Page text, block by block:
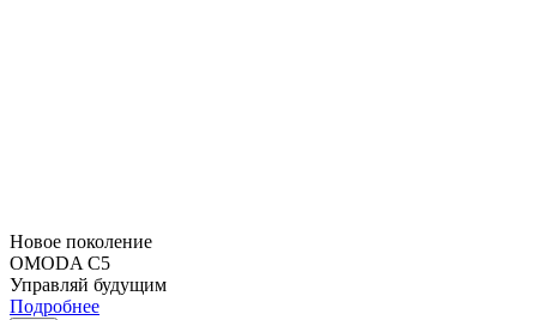
Новое поколение
OMODA C5
Управляй будущим
Подробнее